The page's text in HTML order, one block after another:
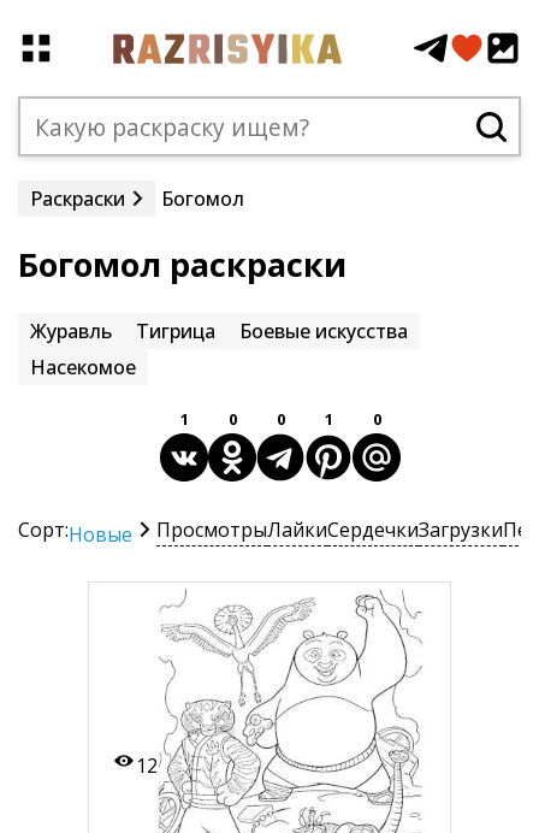
Раскраски Богомол
Богомол раскраски
Журавль Тигрица
Боевые искусства
Насекомое
1 0 0 1 0
Сорт:Новые ПросмотрыЛайкиСердечкиЗагрузки
12